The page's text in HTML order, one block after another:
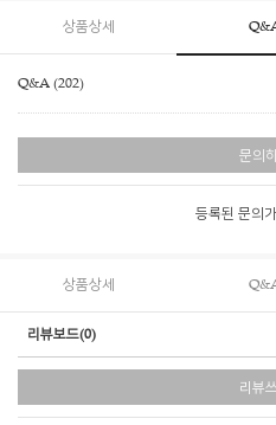
상품상세
Q&A (202)
문의
등록된 문의
상품상세
리뷰보드(0)
리뷰